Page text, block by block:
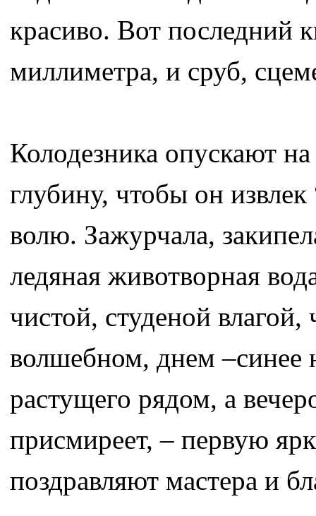
красиво. Вот последний
миллиметра, и сруб,
Колодезника опускают
глубину, чтобы он
волю. Зажурчала,
ледяная животворная
чистой, студеной влагой,
волшебном, днем –синее
растущего рядом, а
присмиреет, – первую
поздравляют мастера и